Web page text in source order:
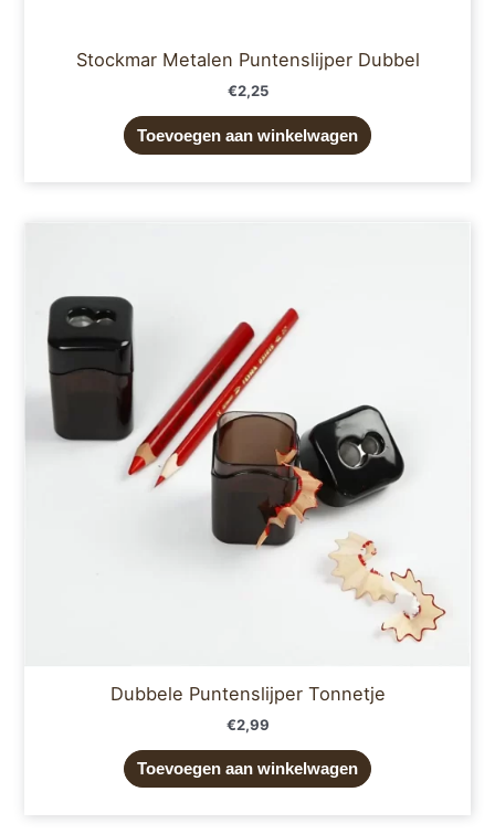
Stockmar Metalen Puntenslijper Dubbel
€2,25
Toevoegen aan winkelwagen
Dubbele Puntenslijper Tonnetje
€2,99
Toevoegen aan winkelwagen